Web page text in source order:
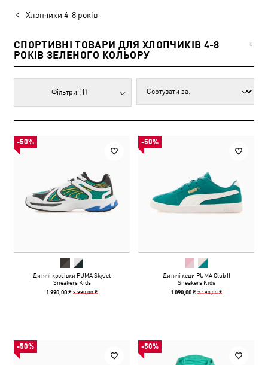
Хлопчики 4-8 років
СПОРТИВНІ ТОВАРИ ДЛЯ ХЛОПЧИКІВ 4-8
РОКІВ ЗЕЛЕНОГО КОЛЬОРУ
8
Фільтри (1)
-50%
Дитячі кросівки PUMA SkyJet
Sneakers Kids
1 990,00 ₴3 990,00 ₴
-50%
Дитячі кеди PUMA Club II
Sneakers Kids
1 090,00 ₴2 190,00 ₴
-50% -50%